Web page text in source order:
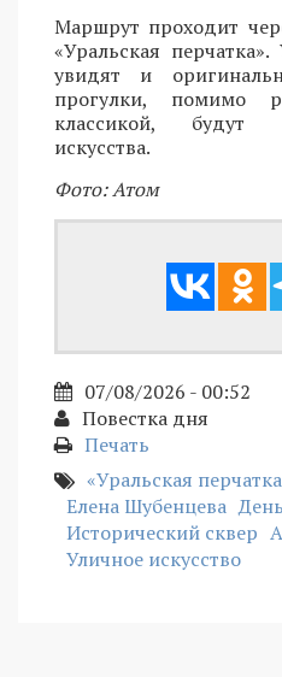
Маршрут проходит
«Уральская
увидят и
прогулки, помимо
классикой, будут
искусства.
Фото: Атом
07/08/2026 - 00:52
Повестка дня
Печать
«Уральская
Елена Шубенцева
Исторический сквер
Уличное искусство